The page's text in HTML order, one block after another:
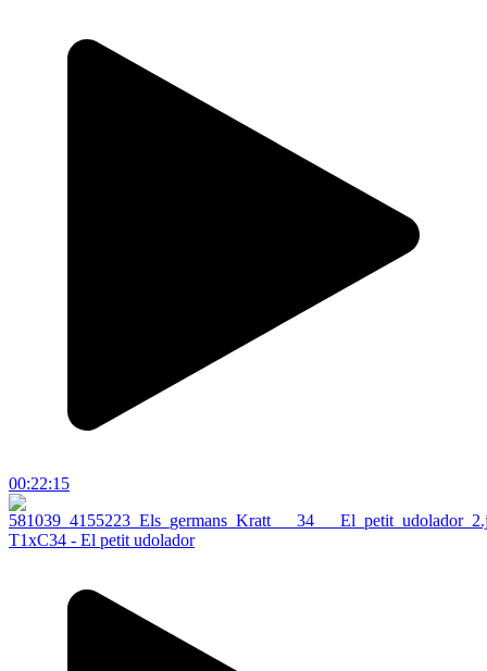
00:22:15
T1xC34 - El petit udolador